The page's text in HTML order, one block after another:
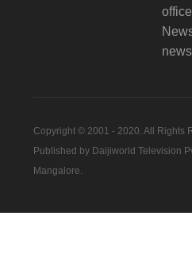
Copyright © 2001 - 2020. All Rights
Published by Daijiworld Television
Mangalore.